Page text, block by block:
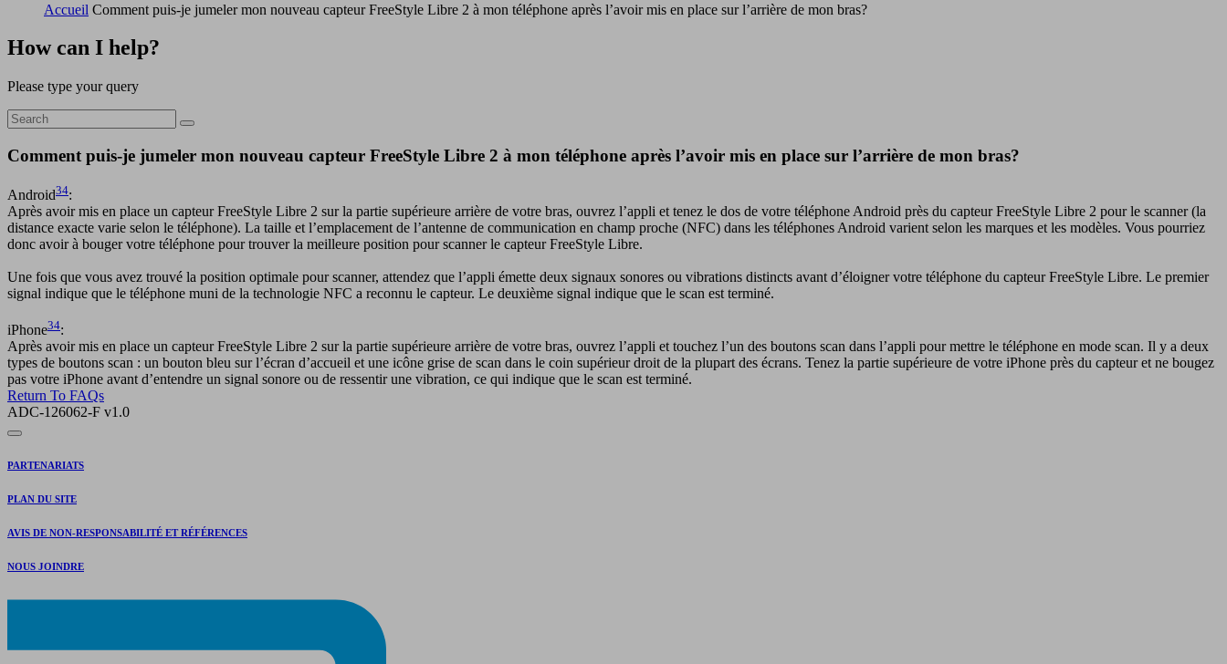
Accueil Comment puis-je jumeler mon nouveau capteur FreeStyle Libre 2 à mon téléphone après l’avoir mis en place sur l’arrière de mon bras?
How can I help?
Please type your query
Comment puis-je jumeler mon nouveau capteur FreeStyle Libre 2 à mon téléphone après l’avoir mis en place sur l’arrière de mon bras?
Android34:
Après avoir mis en place un capteur FreeStyle Libre 2 sur la partie supérieure arrière de votre bras, ouvrez l’appli et tenez le dos de votre téléphone Android près du capteur FreeStyle Libre 2 pour le scanner (la
distance exacte varie selon le téléphone). La taille et l’emplacement de l’antenne de communication en champ proche (NFC) dans les téléphones Android varient selon les marques et les modèles. Vous pourriez
donc avoir à bouger votre téléphone pour trouver la meilleure position pour scanner le capteur FreeStyle Libre.
Une fois que vous avez trouvé la position optimale pour scanner, attendez que l’appli émette deux signaux sonores ou vibrations distincts avant d’éloigner votre téléphone du capteur FreeStyle Libre. Le premier
signal indique que le téléphone muni de la technologie NFC a reconnu le capteur. Le deuxième signal indique que le scan est terminé.
iPhone34:
Après avoir mis en place un capteur FreeStyle Libre 2 sur la partie supérieure arrière de votre bras, ouvrez l’appli et touchez l’un des boutons scan dans l’appli pour mettre le téléphone en mode scan. Il y a deux
types de boutons scan : un bouton bleu sur l’écran d’accueil et une icône grise de scan dans le coin supérieur droit de la plupart des écrans. Tenez la partie supérieure de votre iPhone près du capteur et ne bougez
pas votre iPhone avant d’entendre un signal sonore ou de ressentir une vibration, ce qui indique que le scan est terminé.
Return To FAQs
ADC-126062-F v1.0
PARTENARIATS
PLAN DU SITE
AVIS DE NON-RESPONSABILITÉ ET RÉFÉRENCES
NOUS JOINDRE